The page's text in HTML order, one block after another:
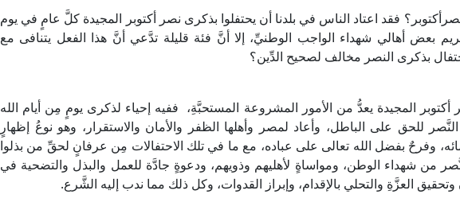
فقد اعتاد الناس في بلدنا أن يحتفلوا بذكرى نصر أكتوبر المجيدة كلَّ عامٍ في يوم
بعض أهالي شهداء الواجب الوطنيِّ، إلا أنَّ فئة قليلة تدَّعي أنَّ هذا الفعل يتنافى مع
بذكرى النصر مخالف لصحيح الدِّين؟
أكتوبر المجيدة يعدُّ من الأمور المشروعة المستحبَّةِ، ففيه إحياء لذكرى يومٍ مِن أيام الله
النَّصر للحق على الباطل، وأعاد لمصر وأهلها الظفر والأمان والاستقرار، وهو نوعُ إظهارٍ
وفرحٌ بفضل الله تعالى على عباده، مع ما في تلك الاحتفالات مِن عرفانٍ لحقِّ من بذلوا
من شهداء الوطن، ومواساةٍ لأهليهم وذويهم، ودعوةٍ جادَّة للعمل والبذل والتضحية في
العزَّةِ والتحلي بالإقدام، وإبراز القدوات، وكل ذلك مما ندب إليه الشَّرع.